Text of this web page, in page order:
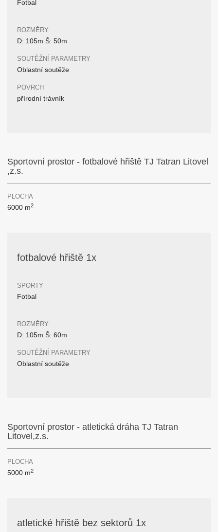
Fotbal
ROZMĚRY
D: 105m Š: 50m
SOUTĚŽNÍ PARAMETRY
Oblastní soutěže
POVRCH
přírodní trávník
Sportovní prostor - fotbalové hřiště TJ Tatran Litovel
,z.s.
PLOCHA
6000 m2
fotbalové hřiště 1x
SPORTY
Fotbal
ROZMĚRY
D: 105m Š: 60m
SOUTĚŽNÍ PARAMETRY
Oblastní soutěže
Sportovní prostor - atletická dráha TJ Tatran
Litovel,z.s.
PLOCHA
5000 m2
atletické hřiště bez sektorů 1x